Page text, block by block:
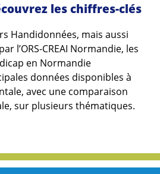
les chiffres-clés
Handidonnées, mais aussi
l’ORS-CREAI Normandie, les
en Normandie
données disponibles à
avec une comparaison
sur plusieurs thématiques.